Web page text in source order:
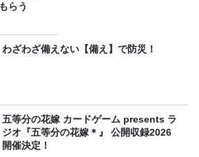
らう
わざわざ備えない【備え】で防災！
五等分の花嫁 カードゲーム presents ラ
ジオ『五等分の花嫁＊』 公開収録2026
開催決定！